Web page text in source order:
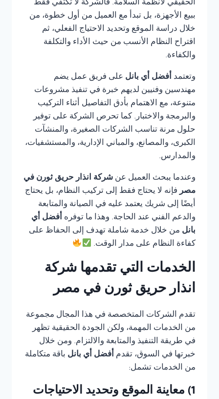
الحقيقي لأنظمة السلامة. فالشركة لا تكتفي فقط
ببيع الأجهزة، بل تبدأ مع العميل من أول خطوة، من
خلال دراسة الموقع وتحديد الاحتياج الفعلي، ثم
اقتراح النظام الأنسب من حيث الأداء والتكلفة
والكفاءة.
وتعتمد أفضل أي بانل على فريق عمل يضم
مهندسين وفنيين لديهم خبرة في تنفيذ مشروعات
متنوعة، مع الاهتمام بأدق التفاصيل أثناء التركيب
والبرمجة والاختبار. كما تحرص الشركة على توفير
حلول مرنة تناسب الشركات الصغيرة، والمنشآت
الكبرى، والمصانع، والمباني الإدارية، والمستشفيات،
والمدارس.
وعندما يبحث العميل عن شركة انذار حريق ثورن في
مصر فإنه لا يحتاج فقط إلى تركيب النظام، بل يحتاج
أيضًا إلى شريك يعتمد عليه في الصيانة والمتابعة
والدعم الفني عند الحاجة. وهذا ما توفره أفضل أي
بانل من خلال خدمة شاملة تهدف إلى الحفاظ على
كفاءة النظام على مدار الوقت.
الخدمات التي تقدمها شركة
انذار حريق ثورن في مصر
تقدم الشركات المتخصصة في هذا المجال مجموعة
من الخدمات المهمة، ولكن الجودة الحقيقية تظهر
في طريقة التنفيذ والمتابعة والالتزام. ومن خلال
خبرتها في السوق، تقدم أفضل أي بانل باقة متكاملة
من الخدمات تشمل:
1) معاينة الموقع وتحديد الاحتياجات